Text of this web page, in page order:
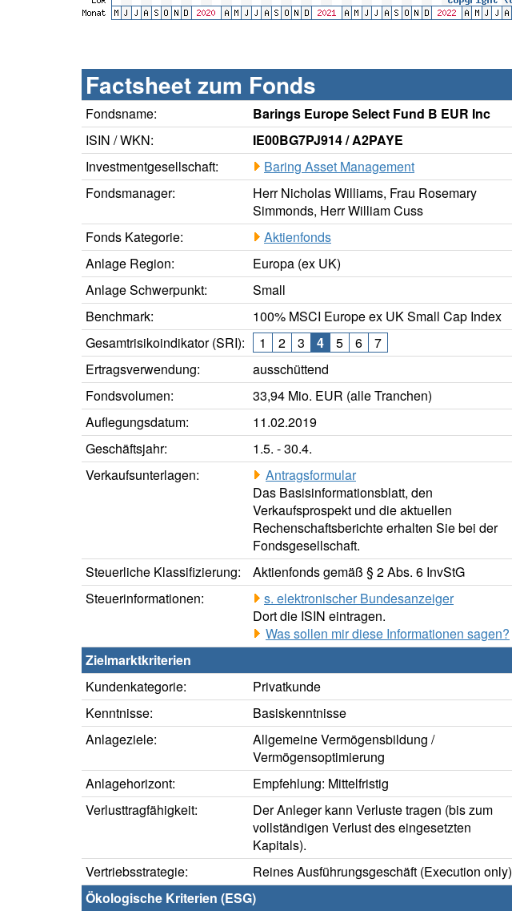
Factsheet zum Fonds
Fondsname:
Barings Europe Select Fund B EUR Inc
ISIN / WKN:
IE00BG7PJ914 / A2PAYE
Investmentgesellschaft:
Baring Asset Management
Fondsmanager:
Herr Nicholas Williams, Frau Rosemary
Simmonds, Herr William Cuss
Fonds Kategorie:
Aktienfonds
Anlage Region:
Europa (ex UK)
Anlage Schwerpunkt:
Small
Benchmark:
100% MSCI Europe ex UK Small Cap Index
Gesamtrisikoindikator (SRI):
1 2 3 4 5 6
7
Ertragsverwendung:
ausschüttend
Fondsvolumen:
33,94 Mio. EUR (alle Tranchen)
Auflegungsdatum:
11.02.2019
Geschäftsjahr:
1.5. - 30.4.
Verkaufsunterlagen:
Antragsformular
Das Basisinformationsblatt, den
Verkaufsprospekt und die aktuellen
Rechenschaftsberichte erhalten Sie bei der
Fondsgesellschaft.
Steuerliche Klassifizierung:
Aktienfonds gemäß § 2 Abs. 6 InvStG
Steuerinformationen:
s. elektronischer Bundesanzeiger
Dort die ISIN eintragen.
Was sollen mir diese Informationen sagen?
Zielmarktkriterien
Kundenkategorie:
Privatkunde
Kenntnisse:
Basiskenntnisse
Anlageziele:
Allgemeine Vermögensbildung /
Vermögensoptimierung
Anlagehorizont:
Empfehlung: Mittelfristig
Verlusttragfähigkeit:
Der Anleger kann Verluste tragen (bis zum
vollständigen Verlust des eingesetzten
Kapitals).
Vertriebsstrategie:
Reines Ausführungsgeschäft (Execution only)
Ökologische Kriterien (ESG)